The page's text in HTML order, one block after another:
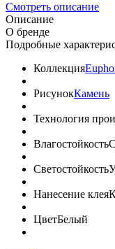
Смотреть описание
Описание
О бренде
Подробные
Коллекция
РисунокКамень
Технология
Влагостойкость
Светостойкость
Нанесение клея
ЦветБелый